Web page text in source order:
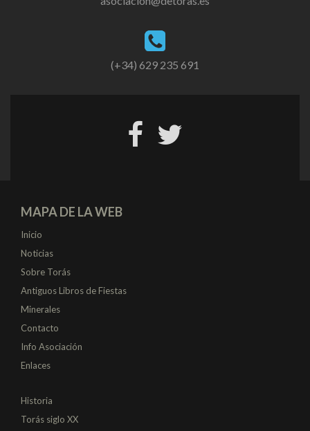
(+34) 629 235 691
MAPA DE LA WEB
Inicio
Noticias
Sobre Torás
Antiguos Libros de Fiestas
Minerales
Contacto
Info Asociación
Enlaces
Historia
Torás siglo XX